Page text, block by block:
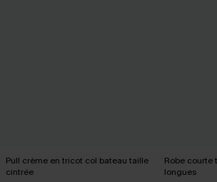
Pull crème en tricot col bateau taille
cintrée
Robe courte
longues